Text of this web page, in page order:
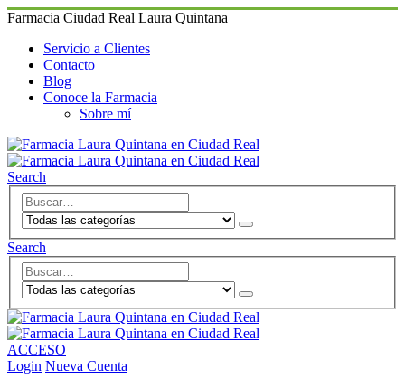
Farmacia Ciudad Real Laura Quintana
Servicio a Clientes
Contacto
Blog
Conoce la Farmacia
Sobre mí
Search
Search
ACCESO
Login Nueva Cuenta